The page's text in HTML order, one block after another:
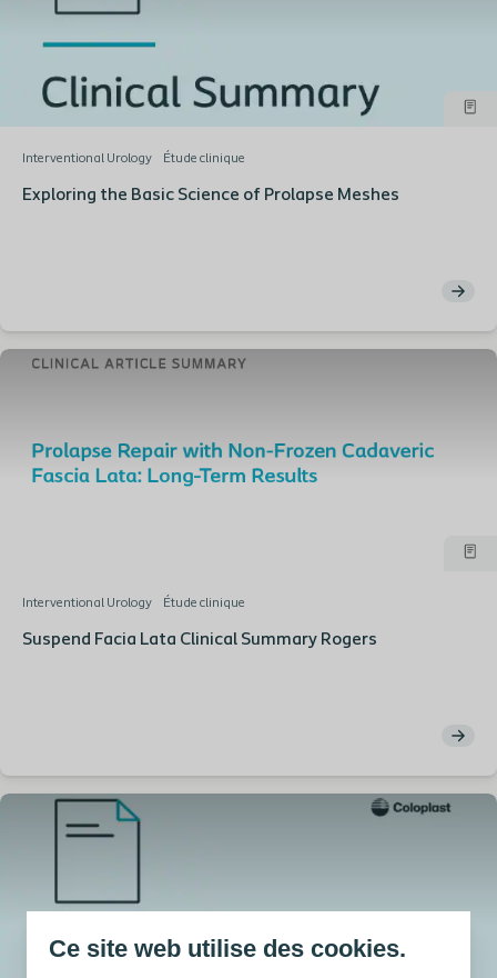
Ce site web utilise des cookies.
Interventional Urology Étude clinique
Exploring the Basic Science of Prolapse Meshes
Interventional Urology Étude clinique
Suspend Facia Lata Clinical Summary Rogers